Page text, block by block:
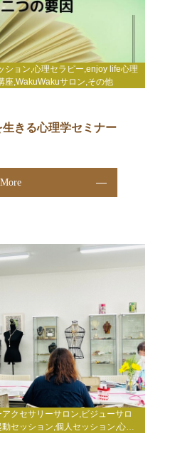
ション,心理セラピー,enjoy life心理
座,WakuWakuサロン,その他
きる心理学セミナー
More
クセサリーサロン,ビジューサロ
セッション,個人セッション,心理